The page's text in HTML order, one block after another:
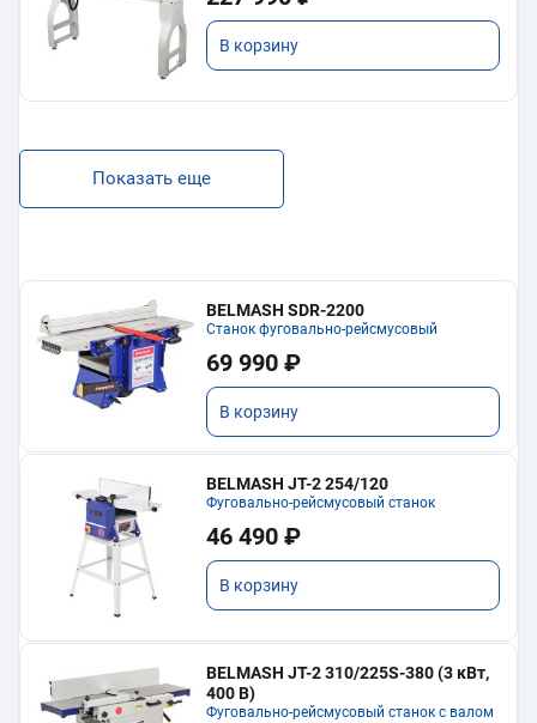
В корзину
Показать еще
BELMASH SDR-2200
Станок фуговально-рейсмусовый
69 990 ₽
В корзину
BELMASH JT-2 254/120
Фуговально-рейсмусовый станок
46 490 ₽
В корзину
BELMASH JT-2 310/225S-380 (3 кВт,
400 В)
Фуговально-рейсмусовый станок с валом